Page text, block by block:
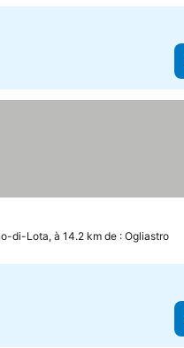
di-Lota, à 14.2 km de : Ogliastro